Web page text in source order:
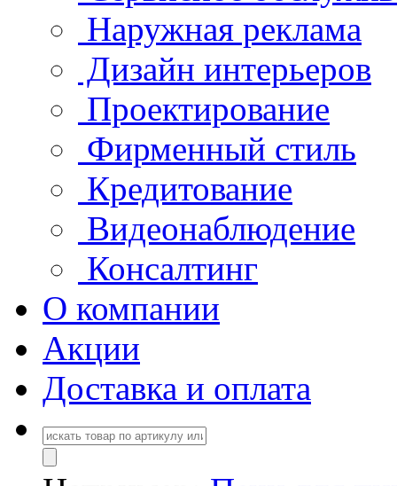
Наружная реклама
Дизайн интерьеров
Проектирование
Фирменный стиль
Кредитование
Видеонаблюдение
Консалтинг
О компании
Акции
Доставка и оплата